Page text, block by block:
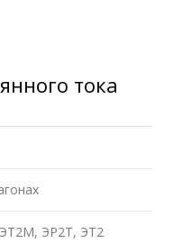
тока
ЭТ2М, ЭР2Т, ЭТ2